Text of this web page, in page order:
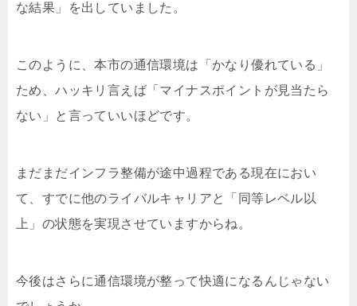
な結果」を出していました。
このように、本市の通信環境は「かなり優れている」
ため、ハッキリ言えば「マイナスポイントが見当たら
ない」と言っていいほどです。
まだまだインフラ整備が途中過程である現在におい
て、すでに他のライバルキャリアと「同等レベル以
上」の状態を実現させていますからね。
今後はさらに通信環境が整って快適になるんじゃない